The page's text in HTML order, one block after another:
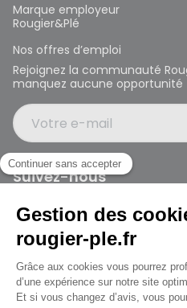
Ferme à 19:30
Marque employeur
Rougier&Plé
Nos offres d’emploi
Rejoignez la communauté
manquez aucune opportunité
Votre e-mail
Suivez-nous
Rougier et Plé 2024 Copyright